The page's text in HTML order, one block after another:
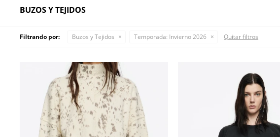
BUZOS Y TEJIDOS
Filtrando por: Buzos y Tejidos Temporada: Invierno 2026 Quitar filtros